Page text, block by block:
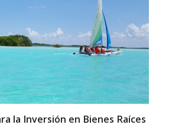
la Inversión en Bienes Raíces